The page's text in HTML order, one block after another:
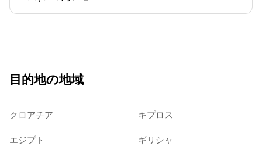
目的地の地域
クロアチア キプロス
エジプト ギリシャ